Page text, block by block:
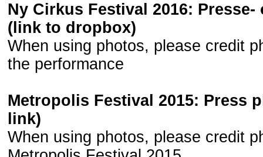
Ny Cirkus Festival 2016:
(link to dropbox)
When using photos, please credit
the performance
Metropolis Festival 2015: Press
link)
When using photos, please credit